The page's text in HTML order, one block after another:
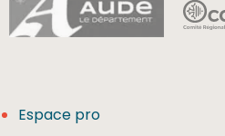
Espace pro